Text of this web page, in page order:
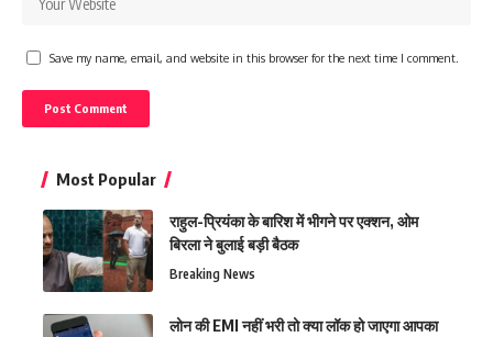
Save my name, email, and website in this browser for the next time I comment.
Most Popular
राहुल-प्रियंका के बारिश में भीगने पर एक्शन, ओम
बिरला ने बुलाई बड़ी बैठक
Breaking News
लोन की EMI नहीं भरी तो क्या लॉक हो जाएगा आपका